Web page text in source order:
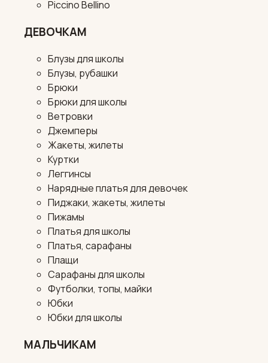
Piccino Bellino
ДЕВОЧКАМ
Блузы для школы
Блузы, рубашки
Брюки
Брюки для школы
Ветровки
Джемперы
Жакеты, жилеты
Куртки
Леггинсы
Нарядные платья для девочек
Пиджаки, жакеты, жилеты
Пижамы
Платья для школы
Платья, сарафаны
Плащи
Сарафаны для школы
Футболки, топы, майки
Юбки
Юбки для школы
МАЛЬЧИКАМ